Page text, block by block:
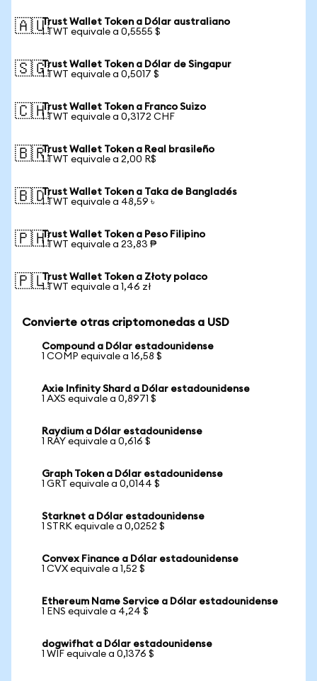
🇦🇺Trust Wallet Token a Dólar australiano
1 TWT equivale a 0,5555 $
🇸🇬Trust Wallet Token a Dólar de Singapur
1 TWT equivale a 0,5017 $
🇨🇭Trust Wallet Token a Franco Suizo
1 TWT equivale a 0,3172 CHF
🇧🇷Trust Wallet Token a Real brasileño
1 TWT equivale a 2,00 R$
🇧🇩Trust Wallet Token a Taka de Bangladés
1 TWT equivale a 48,59 ৳
🇵🇭Trust Wallet Token a Peso Filipino
1 TWT equivale a 23,83 ₱
🇵🇱Trust Wallet Token a Złoty polaco
1 TWT equivale a 1,46 zł
Convierte otras criptomonedas a USD
Compound a Dólar estadounidense
1 COMP equivale a 16,58 $
Axie Infinity Shard a Dólar estadounidense
1 AXS equivale a 0,8971 $
Raydium a Dólar estadounidense
1 RAY equivale a 0,616 $
Graph Token a Dólar estadounidense
1 GRT equivale a 0,0144 $
Starknet a Dólar estadounidense
1 STRK equivale a 0,0252 $
Convex Finance a Dólar estadounidense
1 CVX equivale a 1,52 $
Ethereum Name Service a Dólar estadounidense
1 ENS equivale a 4,24 $
dogwifhat a Dólar estadounidense
1 WIF equivale a 0,1376 $